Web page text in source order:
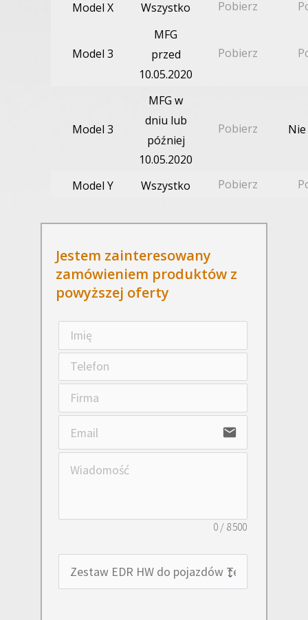
Model X Wszystko Pobierz
Model 3
MFG
przed
10.05.2020
Pobierz
Model 3
MFG w
dniu lub
później
10.05.2020
Pobierz
Model Y Wszystko Pobierz
Jestem zainteresowany
zamówieniem produktów z
powyższej oferty
email
0/8500